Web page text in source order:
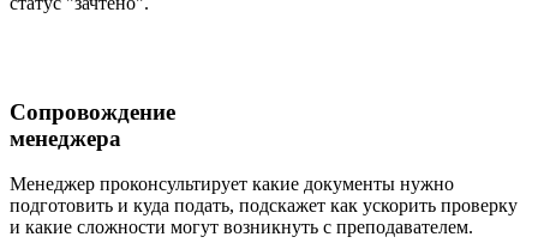
Сопровождение
менеджера
Менеджер проконсультирует какие документы нужно
подготовить и куда подать, подскажет как ускорить проверку
и какие сложности могут возникнуть с преподавателем.